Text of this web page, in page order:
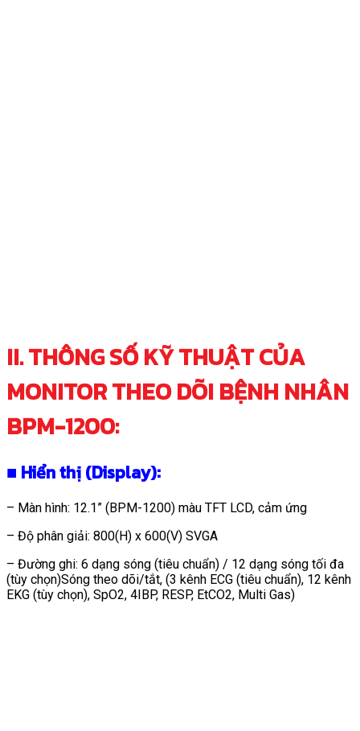
II. THÔNG SỐ KỸ THUẬT CỦA
MONITOR THEO DÕI BỆNH NHÂN
BPM-1200:
■ Hiển thị (Display):
– Màn hình: 12.1” (BPM-1200) màu TFT LCD, cảm ứng
– Độ phân giải: 800(H) x 600(V) SVGA
– Đường ghi: 6 dạng sóng (tiêu chuẩn) / 12 dạng sóng tối đa
(tùy chọn)Sóng theo dõi/tắt, (3 kênh ECG (tiêu chuẩn), 12 kênh
EKG (tùy chọn), SpO2, 4IBP, RESP, EtCO2, Multi Gas)